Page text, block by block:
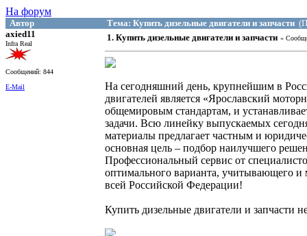
На форум
Автор Тема: Купить дизельные двигатели и запчасти
axied11
Infra Real
Сообщений: 844
E-Mail
1. Купить дизельные двигатели и запчасти «
На сегодняшний день, крупнейшим в
двигателей является «Ярославский
общемировым стандартам, и
задачи. Всю линейку выпускаемых
материалы предлагает частным и
основная цель – подбор наилучшего
Профессиональный сервис от
оптимального варианта, учитывающего и
всей Российской Федерации!
Купить дизельные двигатели и запчасти